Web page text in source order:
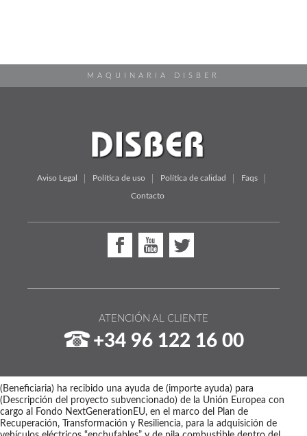
MAQUINARIA DISBER
Aviso Legal Política de uso Política de calidad Faqs
Contacto
ATENCIÓN AL CLIENTE
+34 96 122 16 00
(Beneficiaria) ha recibido una ayuda de (importe ayuda) para
(Descripción del proyecto subvencionado) de la Unión Europea con
cargo al Fondo NextGenerationEU, en el marco del Plan de
Recuperación, Transformación y Resiliencia, para la adquisición de